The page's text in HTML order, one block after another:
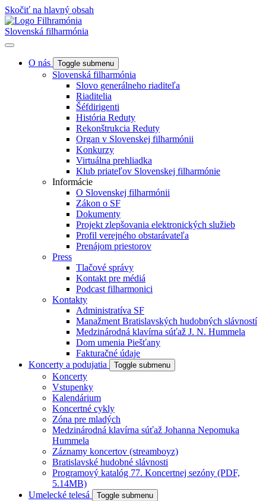
Skočiť na hlavný obsah
Slovenská filharmónia
O nás Toggle submenu
Slovenská filharmónia
Slovo generálneho riaditeľa
Riaditelia
Šéfdirigenti
História Reduty
Rekonštrukcia Reduty
Organ v Slovenskej filharmónii
Konkurzy
Virtuálna prehliadka
Klub priateľov Slovenskej filharmónie
Informácie
O Slovenskej filharmónii
Zákon o SF
Dokumenty
Projekt zlepšovania elektronických služieb
Profil verejného obstarávateľa
Prenájom priestorov
Press
Tlačové správy
Kontakt pre médiá
Podcast filharmonici
Kontakty
Administratíva SF
Manažment Bratislavských hudobných slávností
Medzinárodná klavírna súťaž J. N. Hummela
Dom umenia Piešťany
Fakturačné údaje
Koncerty a podujatia
Toggle submenu
Koncerty
Vstupenky
Kalendárium
Koncertné cykly
Zóna pre mladých
Medzinárodná klavírna súťaž Johanna Nepomuka
Hummela
Záznamy koncertov (streamboyz)
Bratislavské hudobné slávnosti
Programový katalóg 77. Koncertnej sezóny (PDF,
5.14MB)
Umelecké telesá
Toggle submenu